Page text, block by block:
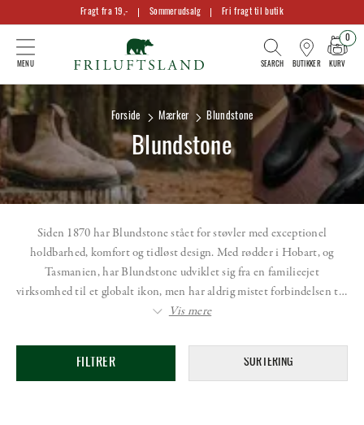
Fragt fra 19,- Sommerudsalg Fri fragt til butik
BUTIKKER KURV
0
Blundstone
Forside Mærker Blundstone
Siden 1870 har Blundstone stået for støvler med exceptionel
holdbarhed, komfort og tidløst design. Med rødder i Hobart, og
Tasmanien, har Blundstone udviklet sig fra en familieejet
virksomhed til et globalt ikon, men har aldrig mistet forbindelsen t…
Vis mere
FILTRER SORTERING